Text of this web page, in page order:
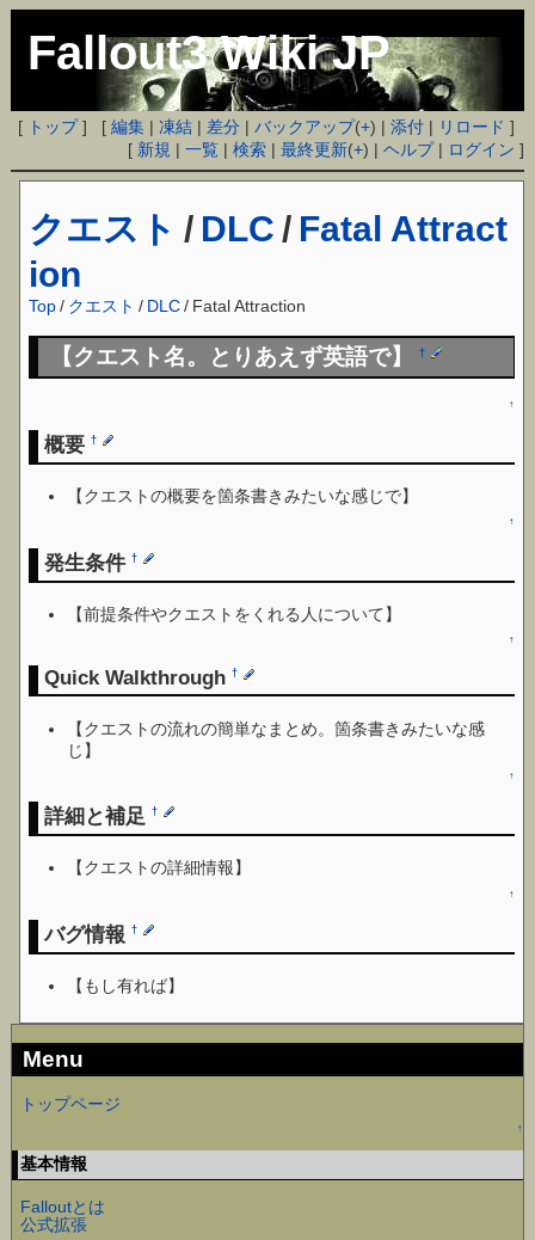
Fallout3 Wiki JP
[ トップ] [編集 |凍結 | 差分 |バックアップ(+) |添付 | リロード ]
[ 新規 |一覧 |検索 |最終更新(+) |ヘルプ| ログイン ]
クエスト / DLC / Fatal Attract
ion
Top / クエスト / DLC/ Fatal Attraction
【クエスト名。とりあえず英語で】†
↑
概要†
【クエストの概要を箇条書きみたいな感じで】
↑
発生条件†
【前提条件やクエストをくれる人について】
↑
Quick Walkthrough†
【クエストの流れの簡単なまとめ。箇条書きみたいな感
じ】
↑
詳細と補足†
【クエストの詳細情報】
↑
バグ情報†
【もし有れば】
Menu
トップページ
↑
基本情報
Falloutとは
公式拡張